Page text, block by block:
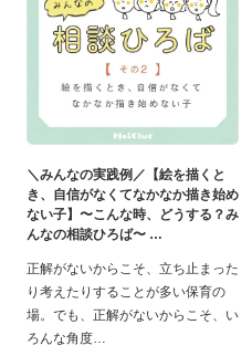
＼みんなの実践例／【絵を描くと
き、自信がなくてなかなか描き始め
ない子】〜こんな時、どうする？み
んなの相談ひろば〜
正解がないからこそ、立ち止まった
り考えたりすることが多い保育の
場。でも、正解がないからこそ、い
ろんな角度